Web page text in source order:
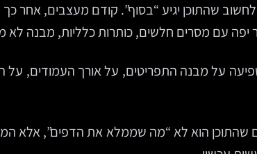
שהתוכן יגיע “בסוף”. קודם מעצבים, אחר
עם מסרים חלשים, כותרות כלליות, מבנה
שהתוכן הוא לא “מה שממלא את הדפים”, אלא